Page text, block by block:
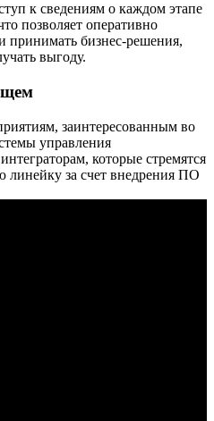
к сведениям о каждом этапе
позволяет оперативно
принимать бизнес-решения,
выгоду.
заинтересованным во
управления
которые стремятся
линейку за счет внедрения ПО